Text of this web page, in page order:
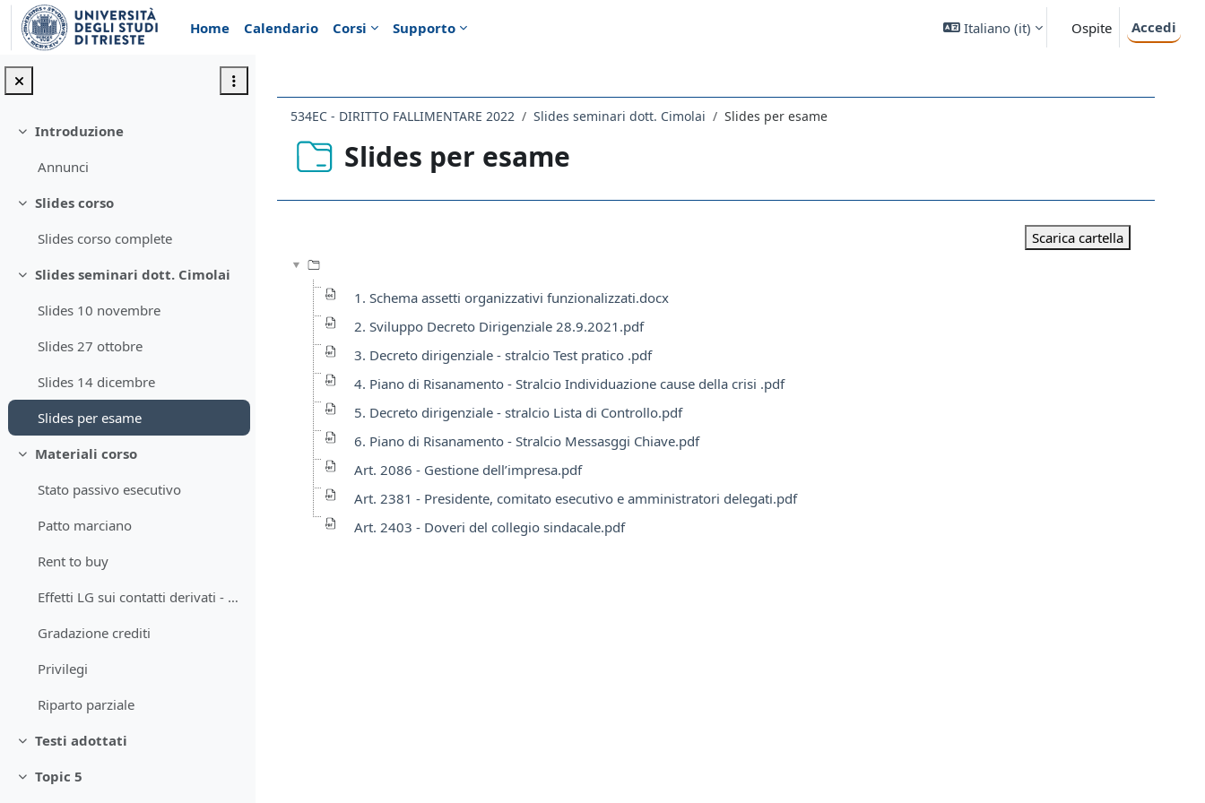
Vai al contenuto principale
Home
Calendario Corsi Supporto Italiano ‎(it)‎ Ospite Accedi
Minimizza
Introduzione
Annunci
Minimizza
Slides corso
Slides corso complete
Minimizza
Slides seminari dott. Cimolai
Slides 10 novembre
Slides 27 ottobre
Slides 14 dicembre
Slides per esame
Minimizza
Materiali corso
Stato passivo esecutivo
Patto marciano
Rent to buy
Effetti LG sui contatti derivati - art. 203 TUF
Gradazione crediti
Privilegi
Riparto parziale
Minimizza
Testi adottati
Minimizza
Topic 5
534EC - DIRITTO FALLIMENTARE 2022 Slides seminari dott. Cimolai Slides per esame
Slides per esame
Scarica cartella
1. Schema assetti organizzativi funzionalizzati.docx
2. Sviluppo Decreto Dirigenziale 28.9.2021.pdf
3. Decreto dirigenziale - stralcio Test pratico .pdf
4. Piano di Risanamento - Stralcio Individuazione cause della crisi .pdf
5. Decreto dirigenziale - stralcio Lista di Controllo.pdf
6. Piano di Risanamento - Stralcio Messasggi Chiave.pdf
Art. 2086 - Gestione dell’impresa.pdf
Art. 2381 - Presidente, comitato esecutivo e amministratori delegati.pdf
Art. 2403 - Doveri del collegio sindacale.pdf